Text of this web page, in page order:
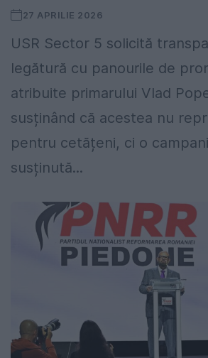
27 APRILIE 2026
USR Sector 5 solicită
legătură cu panourile de
atribuite primarului Vlad
susținând că acestea nu
pentru cetățeni, ci o
susținută...